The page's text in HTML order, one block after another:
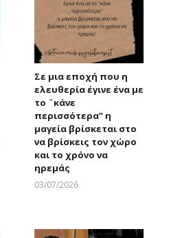
Σε μια εποχή που η
ελευθερία έγινε ένα με
το ¨κάνε
περισσότερα” η
μαγεία βρίσκεται στο
να βρίσκεις τον χώρο
και το χρόνο να
ηρεμάς
03/07/2026